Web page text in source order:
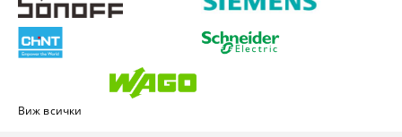
Виж всички